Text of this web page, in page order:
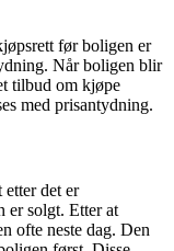
før boligen er
Når boligen blir
tilbud om kjøpe
med prisantydning.
det er
er solgt. Etter at
ofte neste dag. Den